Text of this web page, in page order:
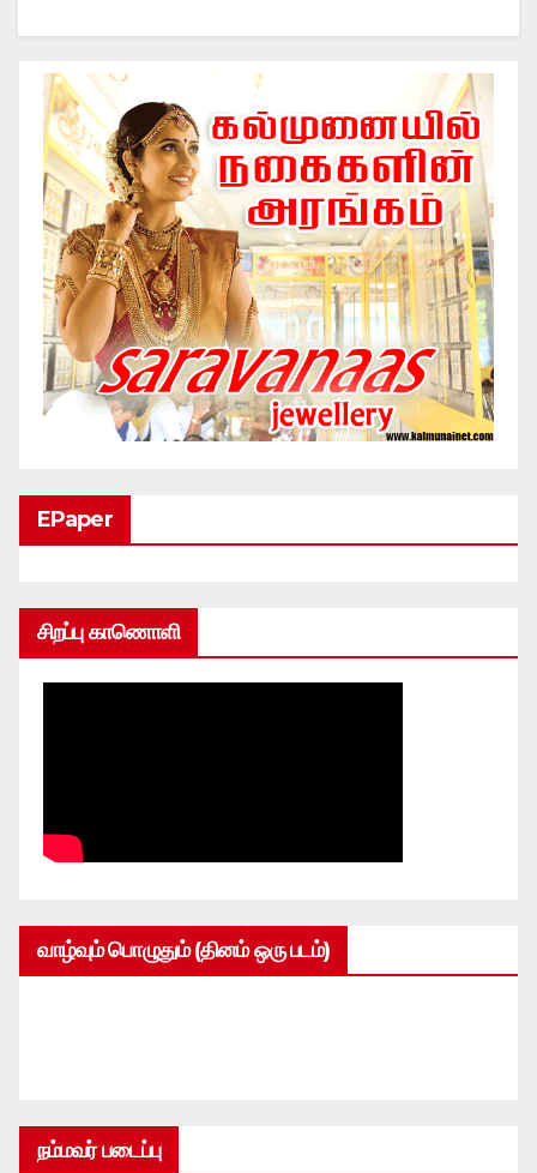
EPaper
சிறப்பு காணொளி
வாழ்வும் பொழுதும் (தினம் ஒரு படம்)
நம்மவர் படைப்பு